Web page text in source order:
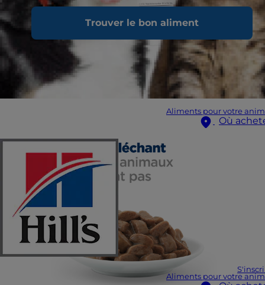
Trouver le bon aliment
Aliments pour votre
Où
Aliments pour votre